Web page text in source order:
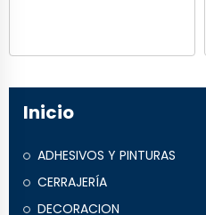
Inicio
ADHESIVOS Y PINTURAS
CERRAJERÍA
DECORACION